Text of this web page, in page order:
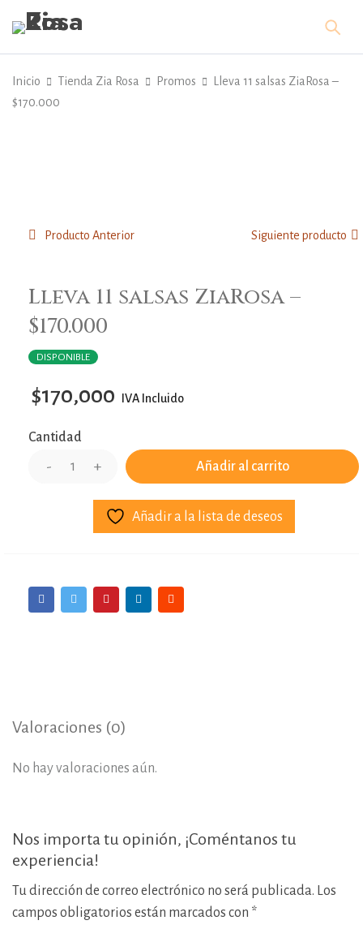
Inicio Tienda Zia Rosa Promos
Lleva 11 salsas ZiaRosa –
$170.000
Producto Anterior Siguiente producto
Lleva 11 salsas ZiaRosa –
$170.000
DISPONIBLE
$170,000 IVA Incluido
Cantidad
Añadir al carrito
Añadir a la lista de deseos
Valoraciones (0)
No hay valoraciones aún.
Nos importa tu opinión, ¡Coméntanos tu
experiencia!
Tu dirección de correo electrónico no será publicada. Los
campos obligatorios están marcados con *